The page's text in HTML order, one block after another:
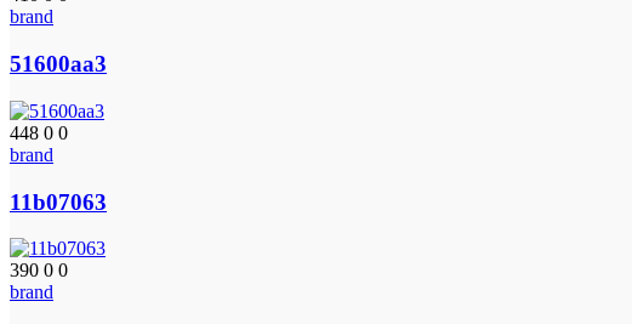
brand
51600aa3
448 0 0
brand
11b07063
390 0 0
brand